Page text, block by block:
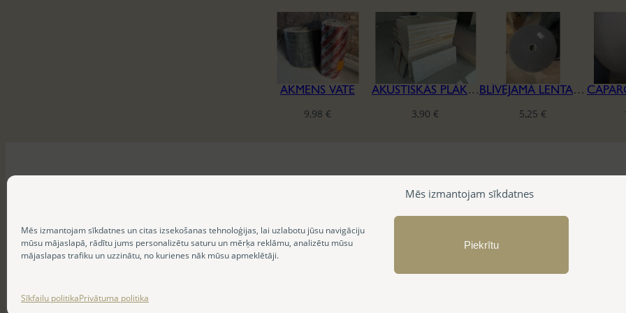
Mēs izmantojam sīkdatnes
Mēs izmantojam sīkdatnes un citas izsekošanas tehnoloģijas, lai uzlabotu jūsu navigāciju
mūsu mājaslapā, rādītu jums personalizētu saturu un mērķa reklāmu, analizētu mūsu
mājaslapas trafiku un uzzinātu, no kurienes nāk mūsu apmeklētāji.
Piekrītu
Sīkfailu politikaPrivātuma politika
AKMENS VATE
9,98€
AKUSTISKĀS PLĀKSNES CEWOOD
3,90€
BLĪVĒJAMĀ LENTA REĢIPŠA KONSTRUKCIJĀM
5,25€